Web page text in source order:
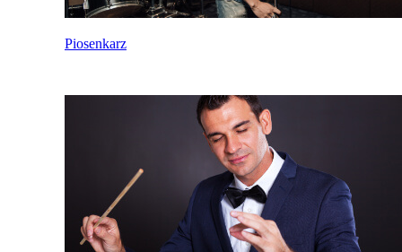
Piosenkarz